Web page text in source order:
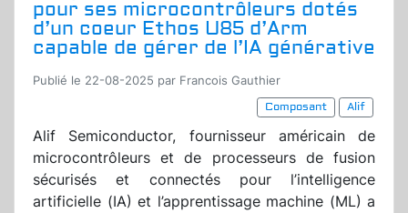
pour ses microcontrôleurs dotés
d’un coeur Ethos U85 d’Arm
capable de gérer de l’IA générative
Publié le 22-08-2025 par Francois Gauthier
Composant
Alif
Alif Semiconductor, fournisseur américain de
microcontrôleurs et de processeurs de fusion
sécurisés et connectés pour l’intelligence
artificielle (IA) et l’apprentissage machine (ML) a